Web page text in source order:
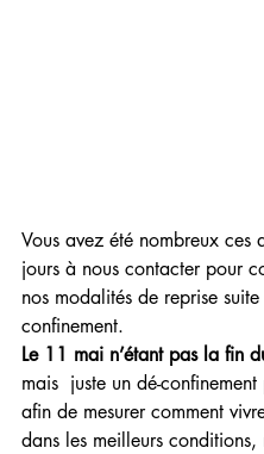
Vous avez été nombreux ces
jours à nous contacter pour
nos modalités de reprise
confinement.
Le 11 mai n’étant pas la fin
mais  juste un dé-
afin de mesurer comment
dans les meilleurs conditions,